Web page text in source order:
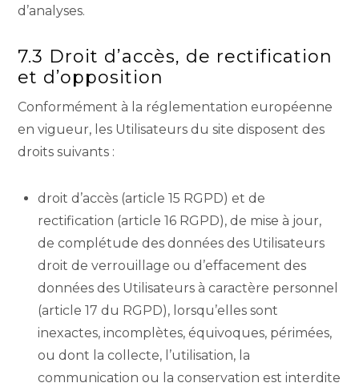
d’analyses.
7.3 Droit d’accès, de rectification
et d’opposition
Conformément à la réglementation européenne
en vigueur, les Utilisateurs du site disposent des
droits suivants :
droit d’accès (article 15 RGPD) et de
rectification (article 16 RGPD), de mise à jour,
de complétude des données des Utilisateurs
droit de verrouillage ou d’effacement des
données des Utilisateurs à caractère personnel
(article 17 du RGPD), lorsqu’elles sont
inexactes, incomplètes, équivoques, périmées,
ou dont la collecte, l’utilisation, la
communication ou la conservation est interdite